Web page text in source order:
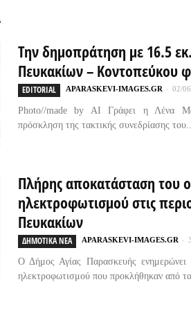
Την δημοπράτηση με 16.5
Πευκακίων – Κοντοπεύκου
EDITORIAL APARASKEVI-IMAGES.GR - 02/
Photo//made by AI Γράφει η Λένα
πρόσκληση της τακτικής συνεδρίασης
Πλήρης αποκατάσταση του
ηλεκτροφωτισμού στις
Πευκακίων
ΔΗΜΟΤΙΚΑ ΝΕΑ APARASKEVI-IMAGES.GR -
Ο Δήμος Αγίας Παρασκευής ενημερώνει
ηλεκτροφωτισμού που προκλήθηκαν από